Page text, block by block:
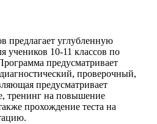
предлагает углубленную
учеников 10-11 классов по
предусматривает
проверочный,
предусматривает
тренинг на повышение
прохождение теста на